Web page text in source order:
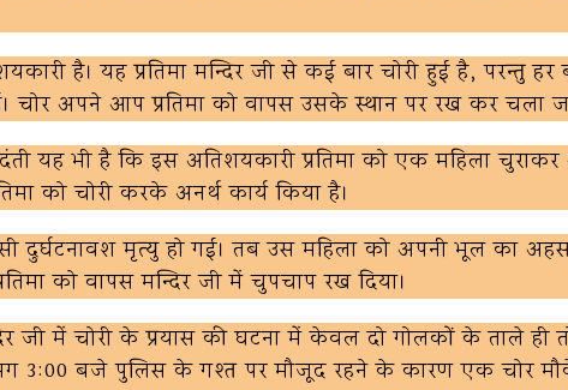
है। यह प्रतिमा मन्दिर जी से कई बार चोरी हुई है, परन्तु
चोर अपने आप प्रतिमा को वापस उसके स्थान पर रख कर चला
यह भी है कि इस अतिशयकारी प्रतिमा को एक महिला
को चोरी करके अनर्थ कार्य किया है।
दुर्घटनावश मृत्यु हो गई। तब उस महिला को अपनी भूल का
को वापस मन्दिर जी में चुपचाप रख दिया।
जी में चोरी के प्रयास की घटना में केवल दो गोलकों के ताले
3:00 बजे पुलिस के गश्त पर मौजूद रहने के कारण एक चोर